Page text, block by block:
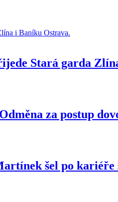
Stará garda
za postup
šel po kariéře